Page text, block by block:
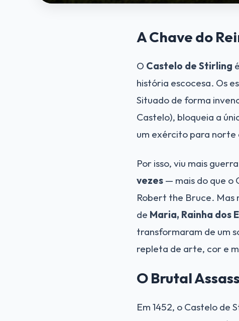
A Chave do
O Castelo de Stirling
história escocesa. Os
Situado de forma
Castelo), bloqueia a
um exército para norte
Por isso, viu mais
vezes — mais do que o
Robert the Bruce. Mas
de Maria, Rainha dos
transformaram de um
repleta de arte, cor e
O Brutal
Em 1452, o Castelo de